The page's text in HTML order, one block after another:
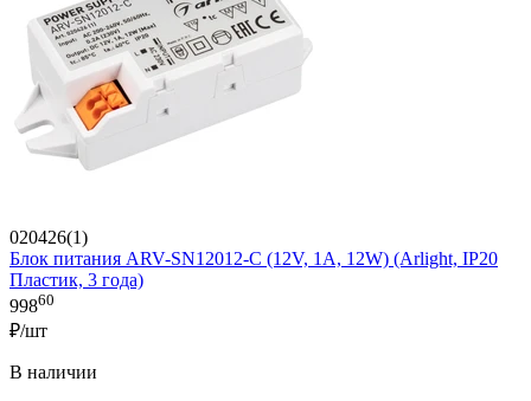
020426(1)
Блок питания ARV-SN12012-C (12V, 1A, 12W) (Arlight, IP20
Пластик, 3 года)
99860
₽/шт
В наличии